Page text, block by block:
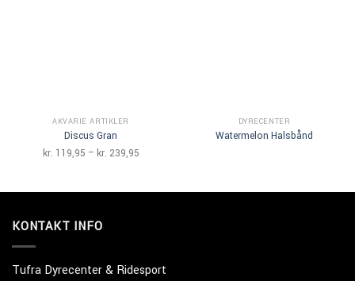
AKVARIE ARTIKLER
Discus Gran
kr. 119,95 – kr. 239,95Prisinterval:
DYRECENTER
Watermelon Halsbånd
KONTAKT INFO
Tufra Dyrecenter & Ridesport